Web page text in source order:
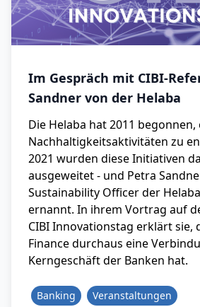
Im Gespräch mit CIBI-
Sandner von der Helaba
Die Helaba hat 2011 begonnen,
Nachhaltigkeitsaktivitäten zu
2021 wurden diese Initiativen
ausgeweitet - und Petra
Sustainability Officer der
ernannt. In ihrem Vortrag auf
CIBI Innovationstag erklärt sie,
Finance durchaus eine
Kerngeschäft der Banken hat.
Banking Veranstaltungen